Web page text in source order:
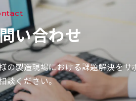
ntact
い合わせ
の製造現場における課題解決をサ
談ください。